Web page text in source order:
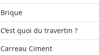
Brique
C’est quoi du travertin ?
Carreau Ciment